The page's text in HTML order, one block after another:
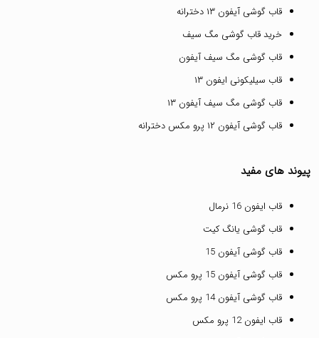
قاب گوشی آیفون ۱۳ دخترانه
خرید قاب گوشی مگ سیف
قاب گوشی مگ سیف آیفون
قاب سیلیکونی ایفون ۱۳
قاب گوشی مگ سیف آیفون ۱۳
قاب گوشی آیفون ۱۲ پرو مکس دخترانه
پیوند های مفید
قاب ایفون 16 نرمال
قاب گوشی یانگ کیت
قاب گوشی آیفون 15
قاب گوشی آیفون 15 پرو مکس
قاب گوشی آیفون 14 پرو مکس
قاب ایفون 12 پرو مکس